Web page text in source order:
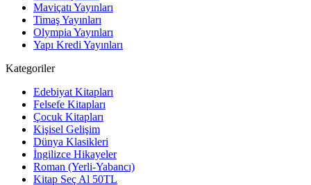
Maviçatı Yayınları
Timaş Yayınları
Olympia Yayınları
Yapı Kredi Yayınları
Kategoriler
Edebiyat Kitapları
Felsefe Kitapları
Çocuk Kitapları
Kişisel Gelişim
Dünya Klasikleri
İngilizce Hikayeler
Roman (Yerli-Yabancı)
Kitap Seç Al 50TL